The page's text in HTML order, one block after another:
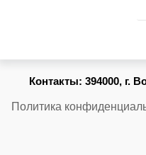
Контакты: 394000, г.
Политика